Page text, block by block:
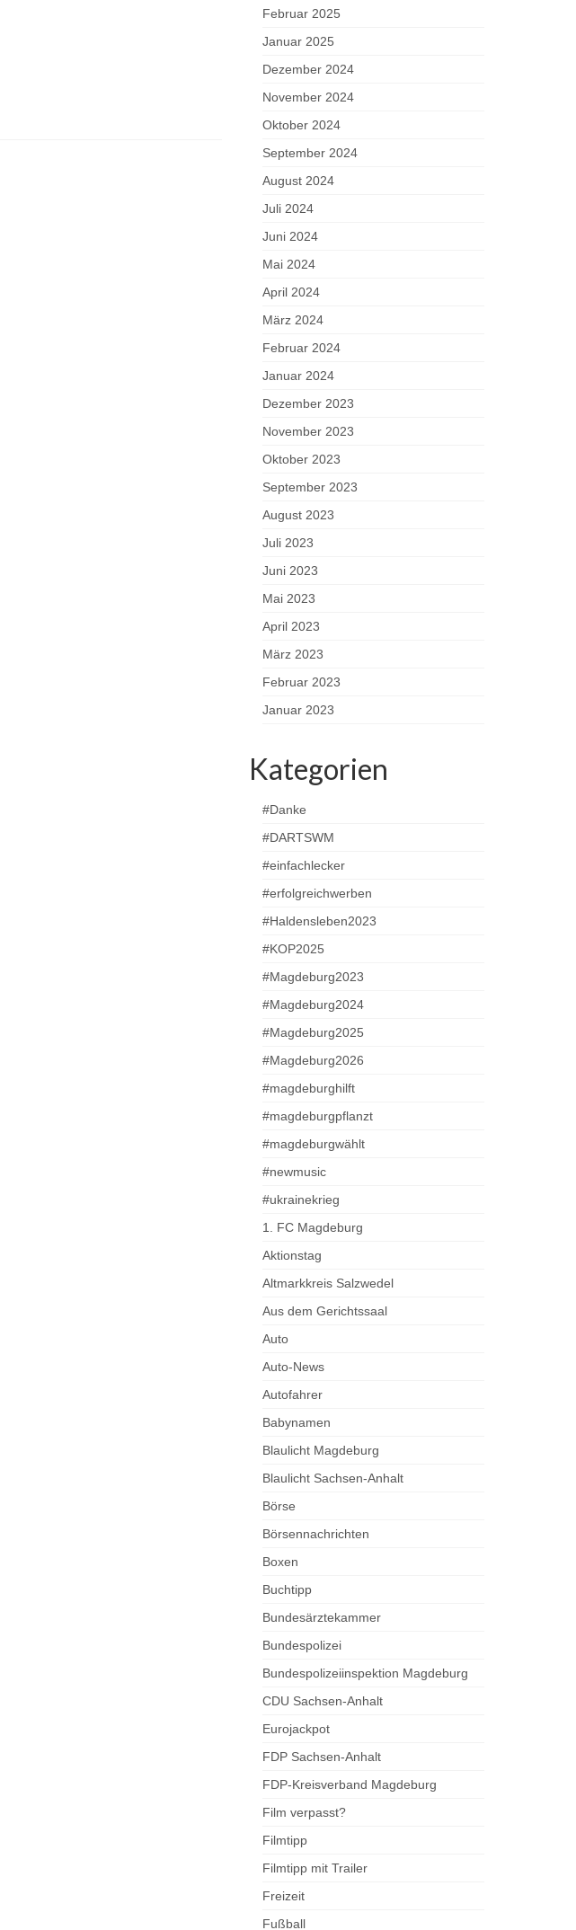
Februar 2025
Januar 2025
Dezember 2024
November 2024
Oktober 2024
September 2024
August 2024
Juli 2024
Juni 2024
Mai 2024
April 2024
März 2024
Februar 2024
Januar 2024
Dezember 2023
November 2023
Oktober 2023
September 2023
August 2023
Juli 2023
Juni 2023
Mai 2023
April 2023
März 2023
Februar 2023
Januar 2023
Kategorien
#Danke
#DARTSWM
#einfachlecker
#erfolgreichwerben
#Haldensleben2023
#KOP2025
#Magdeburg2023
#Magdeburg2024
#Magdeburg2025
#Magdeburg2026
#magdeburghilft
#magdeburgpflanzt
#magdeburgwählt
#newmusic
#ukrainekrieg
1. FC Magdeburg
Aktionstag
Altmarkkreis Salzwedel
Aus dem Gerichtssaal
Auto
Auto-News
Autofahrer
Babynamen
Blaulicht Magdeburg
Blaulicht Sachsen-Anhalt
Börse
Börsennachrichten
Boxen
Buchtipp
Bundesärztekammer
Bundespolizei
Bundespolizeiinspektion Magdeburg
CDU Sachsen-Anhalt
Eurojackpot
FDP Sachsen-Anhalt
FDP-Kreisverband Magdeburg
Film verpasst?
Filmtipp
Filmtipp mit Trailer
Freizeit
Fußball